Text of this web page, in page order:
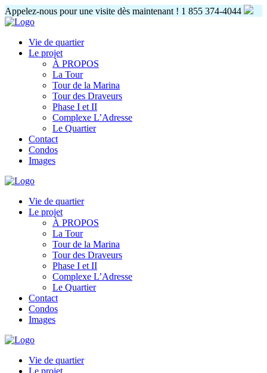
Appelez-nous pour une visite dès maintenant ! 1 855 374-4044
Vie de quartier
Le projet
À PROPOS
La Tour
Tour de la Marina
Tour des Draveurs
Phase I et II
Complexe L’Adresse
Le Quartier
Contact
Condos
Images
Vie de quartier
Le projet
À PROPOS
La Tour
Tour de la Marina
Tour des Draveurs
Phase I et II
Complexe L’Adresse
Le Quartier
Contact
Condos
Images
Vie de quartier
Le projet